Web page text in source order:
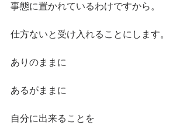
事態に置かれているわけですから。
仕方ないと受け入れることにします。
ありのままに
あるがままに
自分に出来ることを